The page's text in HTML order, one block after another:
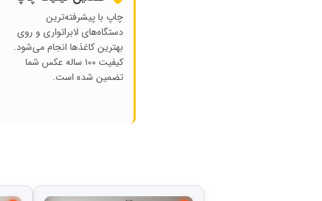
چاپ با پیشرفته‌ترین
دستگاه‌های لابراتواری و روی
بهترین کاغذها انجام می‌شود.
کیفیت ۱۰۰ ساله عکس شما
تضمین شده است.